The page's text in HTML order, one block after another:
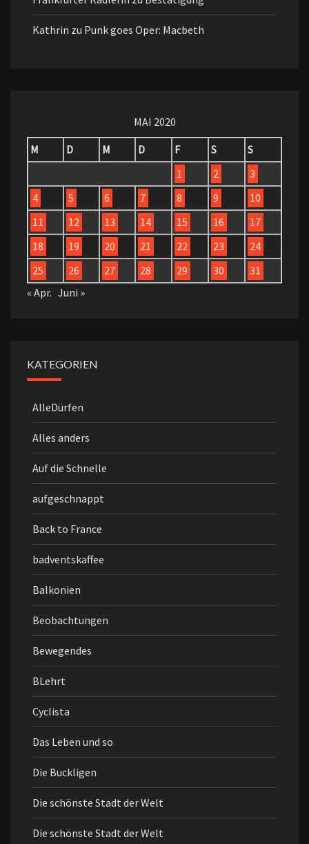
Kathrin zu Punk goes Oper: Macbeth
MAI 2020
M
D M D F S
S
1
2
3
4
5 6 7 8 9
10
11
12 13 14 15 16
17
18
19 20 21 22 23
24
25
26 27 28 29 30
31
« Apr. Juni »
KATEGORIEN
AlleDürfen
Alles anders
Auf die Schnelle
aufgeschnappt
Back to France
badventskaffee
Balkonien
Beobachtungen
Bewegendes
BLehrt
Cyclista
Das Leben und so
Die Buckligen
Die schönste Stadt der Welt
Die schönste Stadt der Welt